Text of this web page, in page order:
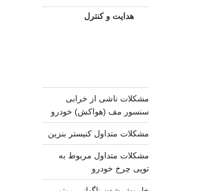
هدایت و کنترل
مشکلات ناشی از خرابی
سنسور مف (هواکش) خودرو
مشکلات متداول کنیستر بنزین
مشکلات متداول مربوط به
توپی چرخ خودرو